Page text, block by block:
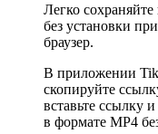
Легко
без установки
браузер.
В приложении
скопируйте
вставьте ссылку
в формате MP4